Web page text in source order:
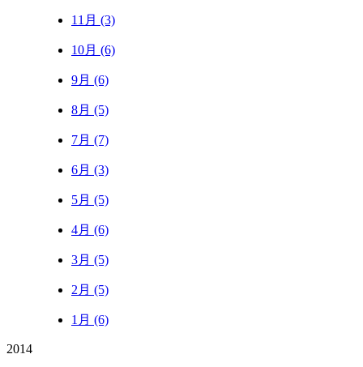
11月 (3)
10月 (6)
9月 (6)
8月 (5)
7月 (7)
6月 (3)
5月 (5)
4月 (6)
3月 (5)
2月 (5)
1月 (6)
2014